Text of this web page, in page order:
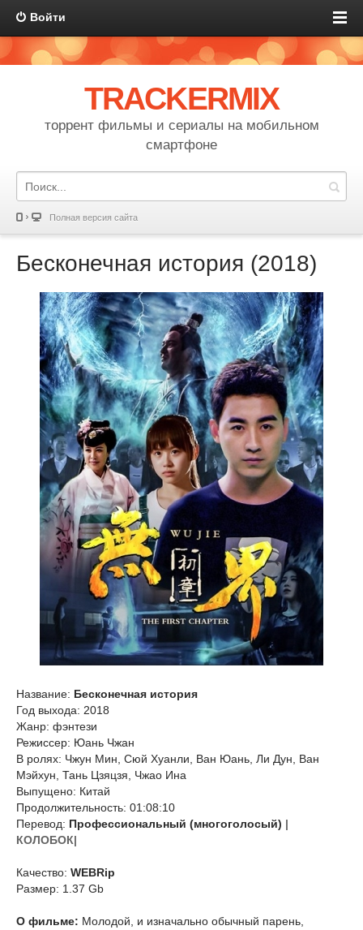
Войти
TRACKERMIX
торрент фильмы и сериалы на мобильном
смартфоне
Полная версия сайта
Бесконечная история (2018)
Название: Бесконечная история
Год выхода: 2018
Жанр: фэнтези
Режиссер: Юань Чжан
В ролях: Чжун Мин, Сюй Хуанли, Ван Юань, Ли Дун, Ван
Мэйхун, Тань Цзяцзя, Чжао Ина
Выпущено: Китай
Продолжительность: 01:08:10
Перевод: Профессиональный (многоголосый) |
КОЛОБОК|
Качество: WEBRip
Размер: 1.37 Gb
О фильме: Молодой, и изначально обычный парень,